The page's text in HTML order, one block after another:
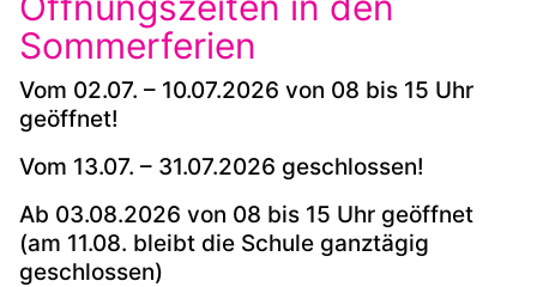
Sommerferien
Vom 02.07. – 10.07.2026 von 08 bis 15 Uhr
geöffnet!
Vom 13.07. – 31.07.2026 geschlossen!
Ab 03.08.2026 von 08 bis 15 Uhr geöffnet
(am 11.08. bleibt die Schule ganztägig
geschlossen)